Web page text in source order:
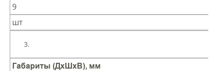
9
шт
Габариты (ДхШхВ), мм